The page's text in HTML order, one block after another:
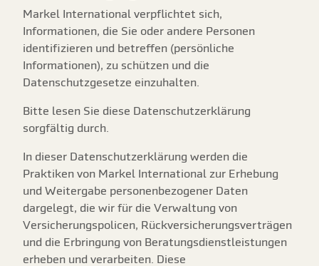
Markel International verpflichtet sich,
Informationen, die Sie oder andere Personen
identifizieren und betreffen (persönliche
Informationen), zu schützen und die
Datenschutzgesetze einzuhalten.
Bitte lesen Sie diese Datenschutzerklärung
sorgfältig durch.
In dieser Datenschutzerklärung werden die
Praktiken von Markel International zur Erhebung
und Weitergabe personenbezogener Daten
dargelegt, die wir für die Verwaltung von
Versicherungspolicen, Rückversicherungsverträgen
und die Erbringung von Beratungsdienstleistungen
erheben und verarbeiten. Diese